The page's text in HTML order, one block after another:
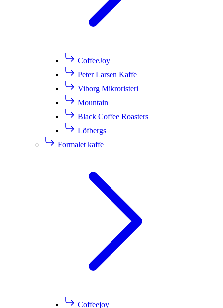
CoffeeJoy
Peter Larsen Kaffe
Viborg Mikroristeri
Mountain
Black Coffee Roasters
Löfbergs
Formalet kaffe
Coffeejoy